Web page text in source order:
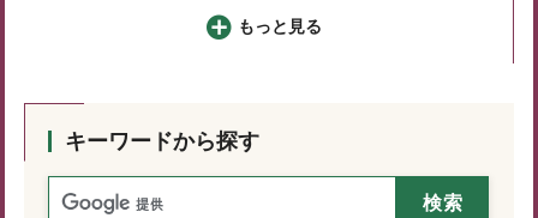
もっと見る
キーワードから探す